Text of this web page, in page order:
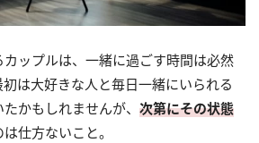
ップルは、一緒に過ごす時間は必然
は大好きな人と毎日一緒にいられる
かもしれませんが、 次第にその状態
は仕方ないこと。